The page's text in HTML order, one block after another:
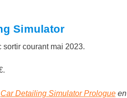
Simulator
sortir courant mai 2023.
Car Detailing Simulator Prologueen